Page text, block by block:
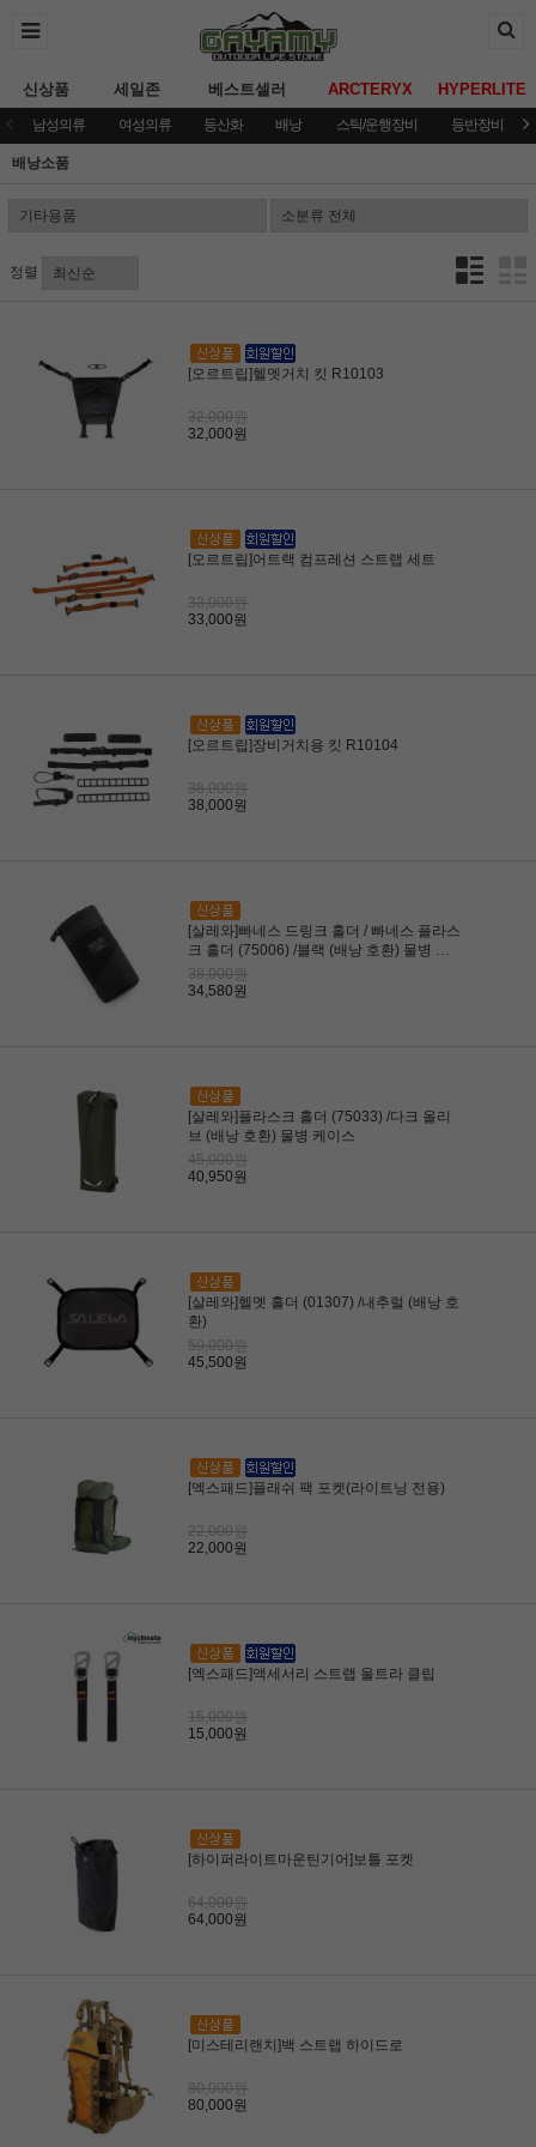
신상품 세일존 베스트셀러 ARCTERYX HYPERLITE
남성의류 여성의류 등산화 배낭 스틱/운행장비 등반장비
배낭소품
정렬
[오르트립]헬멧거치 킷 R10103
32,000원
32,000원
[오르트립]어트랙 컴프레션 스트랩 세트
33,000원
33,000원
[오르트립]장비거치용 킷 R10104
38,000원
38,000원
[살레와]빠네스 드링크 홀더 / 빠네스 플라스
크 홀더 (75006) /블랙 (배낭 호환) 물병 케
이스
38,000원
34,580원
[살레와]플라스크 홀더 (75033) /다크 올리
브 (배낭 호환) 물병 케이스
45,000원
40,950원
[살레와]헬멧 홀더 (01307) /내추럴 (배낭 호
환)
50,000원
45,500원
[엑스패드]플래쉬 팩 포켓(라이트닝 전용)
22,000원
22,000원
[엑스패드]액세서리 스트랩 울트라 클립
15,000원
15,000원
[하이퍼라이트마운틴기어]보틀 포켓
64,000원
64,000원
[미스테리랜치]백 스트랩 하이드로
80,000원
80,000원